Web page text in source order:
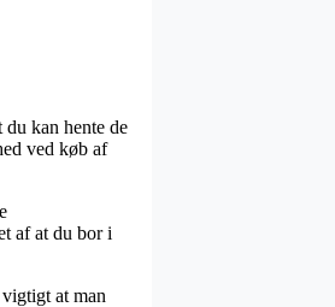
kan hente de
ved køb af
af at du bor i
at man